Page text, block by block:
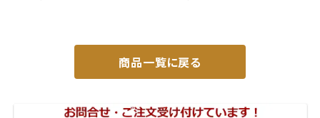
商品一覧に戻る